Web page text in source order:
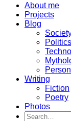
About me
Projects
Blog
Politics
Writing
Fiction
Poetry
Photos